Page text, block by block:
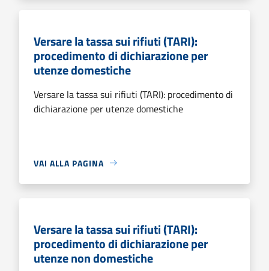
Versare la tassa sui rifiuti (TARI):
procedimento di dichiarazione per
utenze domestiche
Versare la tassa sui rifiuti (TARI): procedimento di
dichiarazione per utenze domestiche
VAI ALLA PAGINA
Versare la tassa sui rifiuti (TARI):
procedimento di dichiarazione per
utenze non domestiche